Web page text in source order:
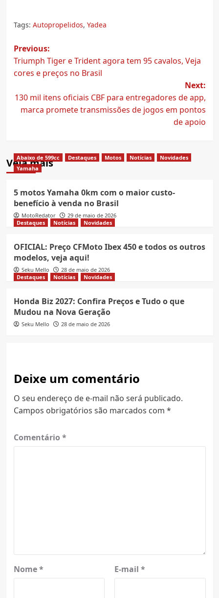
Tags: Autopropelidos, Yadea
Post
navigation
Previous:
Triumph Tiger e Trident agora tem 95 cavalos, Veja
cores e preços no Brasil
Next:
130 mil itens oficiais CBF para entregadores de app,
marca promete transmissões de jogos em pontos
de apoio
Veja mais
Abaixo de 599cc Destaques Motos Notícias
Novidades
Yamaha
5 motos Yamaha 0km com o maior custo-
benefício à venda no Brasil
MotoRedator
29 de maio de 2026
Destaques
Notícias Novidades
OFICIAL: Preço CFMoto Ibex 450 e todos os outros
modelos, veja aqui!
Seku Mello
28 de maio de 2026
Destaques
Notícias Novidades
Honda Biz 2027: Confira Preços e Tudo o que
Mudou na Nova Geração
Seku Mello 28 de maio de 2026
Deixe um comentário
O seu endereço de e-mail não será publicado.
Campos obrigatórios são marcados com *
Comentário *
Nome* E-mail *